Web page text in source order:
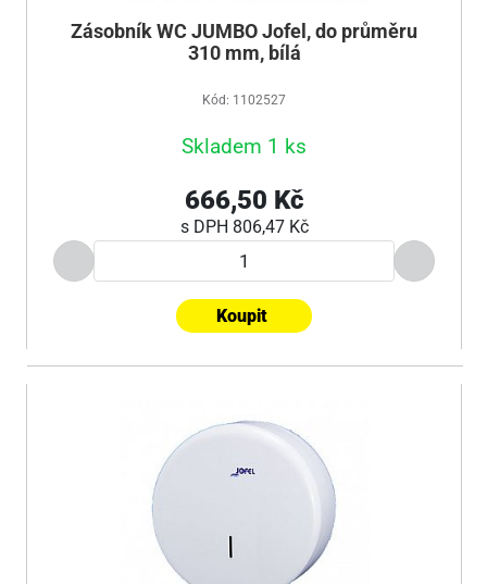
Zásobník WC JUMBO Jofel, do průměru
310 mm, bílá
Kód: 1102527
Skladem 1 ks
666,50 Kč
s DPH 806,47 Kč
Koupit